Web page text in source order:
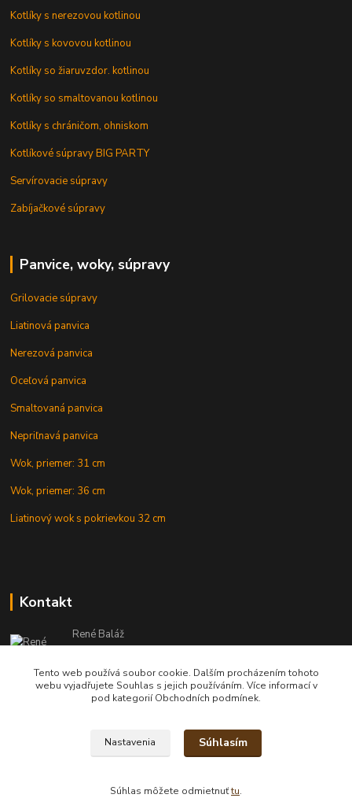
Kotlíky s nerezovou kotlinou
Kotlíky s kovovou kotlinou
Kotlíky so žiaruvzdor. kotlinou
Kotlíky so smaltovanou kotlinou
Kotlíky s chráničom, ohniskom
Kotlíkové súpravy BIG PARTY
Servírovacie súpravy
Zabíjačkové súpravy
Panvice, woky, súpravy
Grilovacie súpravy
Liatinová panvica
Nerezová panvica
Oceľová panvica
Smaltovaná panvica
Nepriľnavá panvica
Wok, priemer: 31 cm
Wok, priemer: 36 cm
Liatinový wok s pokrievkou 32 cm
Kontakt
René Baláž
Eshop: +421 902 212 007
od 8:00 - do 16:00 hod
info@kotlikyshop.sk
Copyright © 2014-2030 KOTLIKYSHOP.sk, všetky práva vyhradené
Tento web používá soubor cookie. Dalším procházením tohoto
webu vyjadřujete Souhlas s jejich používáním. Více informací v
pod kategorií Obchodních podmínek.
Nastavenia Súhlasím
Súhlas môžete odmietnuťtu.